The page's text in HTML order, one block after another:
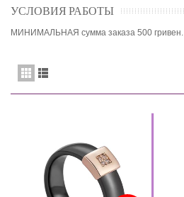
УСЛОВИЯ РАБОТЫ
МИНИМАЛЬНАЯ сумма заказа 500 гривен.